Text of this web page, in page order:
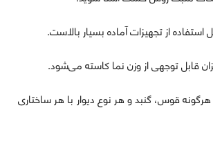
هرگونه قوس، گنبد و هر نوع دیوار با هر ساختاری